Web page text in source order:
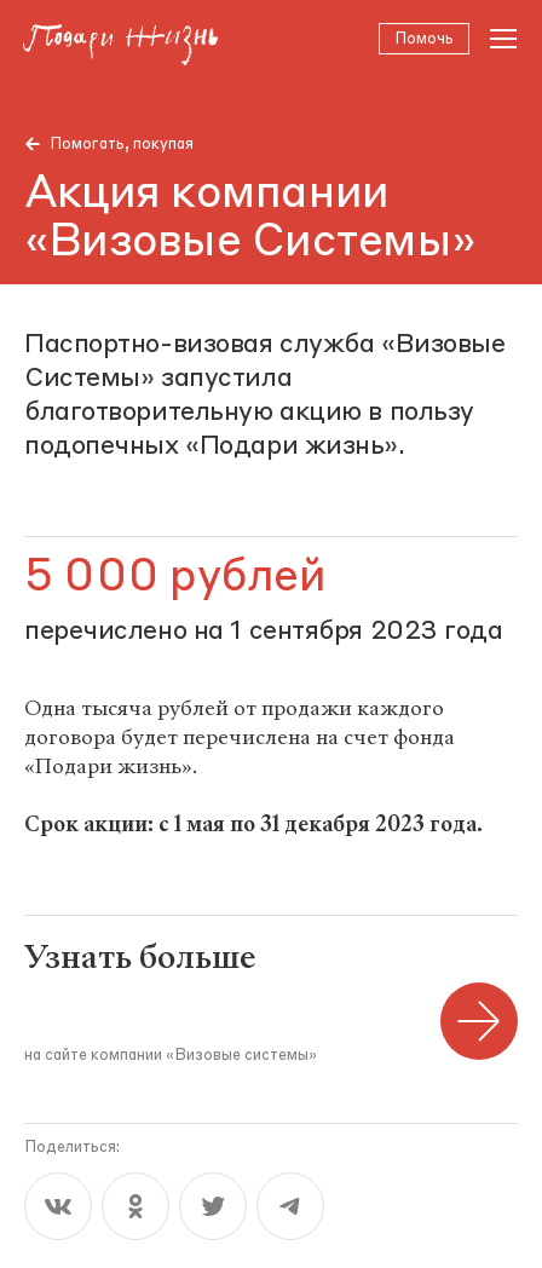
Помочь
Помогать, покупая
Акция компании
«Визовые Системы»
Паспортно-визовая служба «Визовые
Системы» запустила
благотворительную акцию в пользу
подопечных «Подари жизнь».
5 000 рублей
перечислено на 1 сентября 2023 года
Одна тысяча рублей от продажи каждого
договора будет перечислена на счет фонда
«Подари жизнь».
Срок акции: с 1 мая по 31 декабря 2023 года.
Узнать больше
на сайте компании «Визовые системы»
Поделиться: